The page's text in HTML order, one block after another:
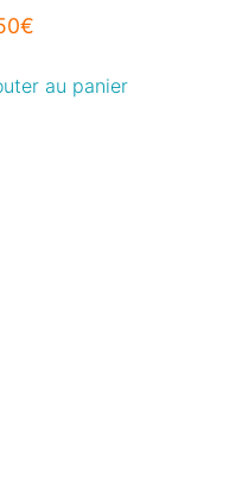
€
au panier